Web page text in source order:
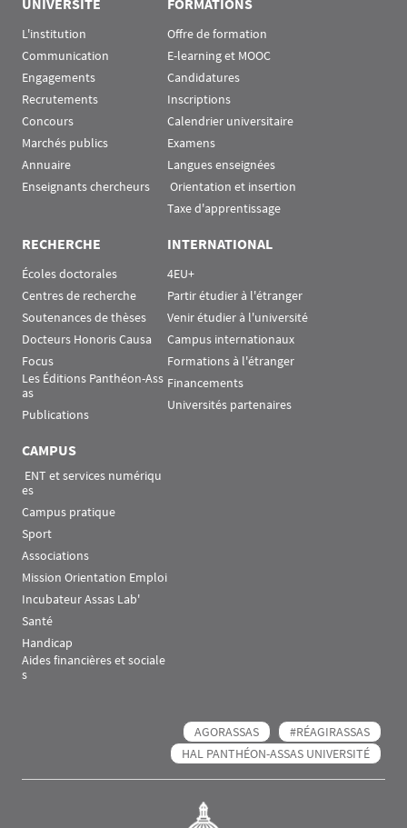
UNIVERSITÉ
L'institution
Communication
Engagements
Recrutements
Concours
Marchés publics
Annuaire
Enseignants chercheurs
FORMATIONS
Offre de formation
E-learning et MOOC
Candidatures
Inscriptions
Calendrier universitaire
Examens
Langues enseignées
Orientation et insertion
Taxe d'apprentissage
RECHERCHE
Écoles doctorales
Centres de recherche
Soutenances de thèses
Docteurs Honoris Causa
Focus
Les Éditions Panthéon-Ass
as
Publications
INTERNATIONAL
4EU+
Partir étudier à l'étranger
Venir étudier à l'université
Campus internationaux
Formations à l'étranger
Financements
Universités partenaires
CAMPUS
es
Campus pratique
Sport
Associations
Mission Orientation Emploi
Incubateur Assas Lab'
Santé
Handicap
Aides financières et sociale
s
AGORASSAS
#RÉAGIRASSAS
HAL PANTHÉON-ASSAS UNIVERSITÉ